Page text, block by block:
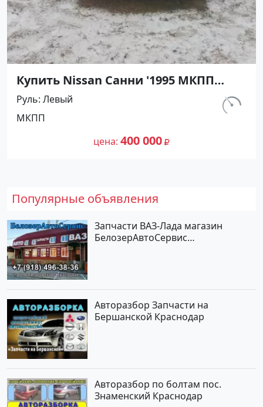
Купить Nissan Санни '1995 МКПП
(1400/90 л.с.) Бензин карбюратор
Абинск цвет Серебристый Седан по
цене 400000 рублей, объявление
№27476 на сайте Авторынок23
км.
Руль Левый
МКПП
цена 400 000
Популярные объявления
Запчасти ВАЗ-Лада магазин
БелозерАвтоСервис
Авторазбор Запчасти на
Бершанской Краснодар
Авторазбор по болтам пос.
Знаменский Краснодар